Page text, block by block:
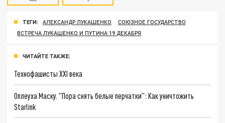
ТЕГИ: АЛЕКСАНДР ЛУКАШЕНКО
СОЮЗНОЕ ГОСУДАРСТВО
ВСТРЕЧА ЛУКАШЕНКО И ПУТИНА 19 ДЕКАБРЯ
ЧИТАЙТЕ ТАКЖЕ:
Технофашисты XXI века
Оплеуха Маску. "Пора снять белые перчатки": Как уничтожить
Starlink